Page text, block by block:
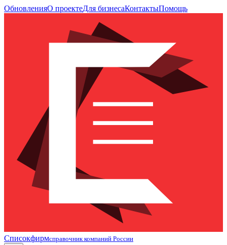
ОбновленияО проектеДля бизнесаКонтактыПомощь
Списокфирмсправочник компаний России